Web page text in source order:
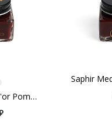
Saphir Medaille D'or Pommadier Hermes Red